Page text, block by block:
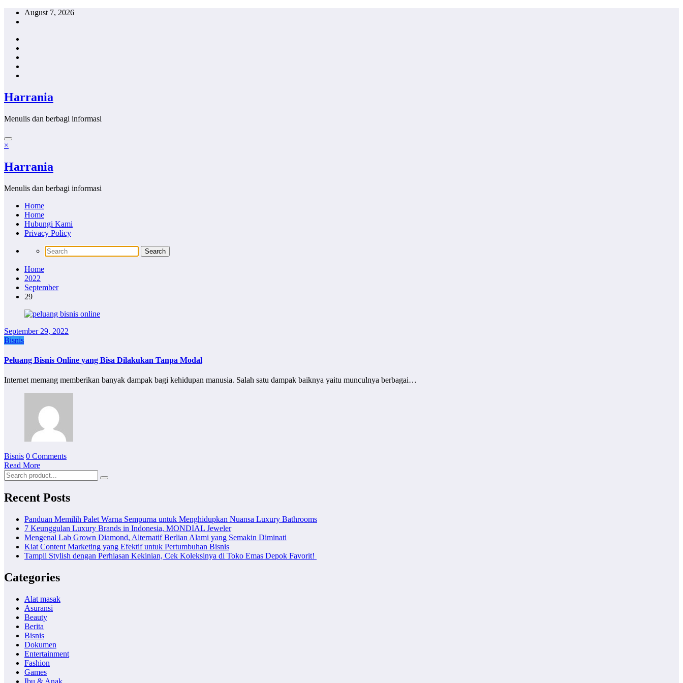
Skip
August 7, 2026
Harrania
Menulis dan berbagi informasi
×
Harrania
Menulis dan berbagi informasi
Home
Home
Hubungi Kami
Privacy Policy
Home
2022
September
29
September 29, 2022
Bisnis
Peluang Bisnis Online yang Bisa Dilakukan Tanpa Modal
Internet memang memberikan banyak dampak bagi kehidupan manusia. Salah satu dampak baiknya yaitu munculnya berbagai…
Bisnis 0 Comments
Read More
Recent Posts
Panduan Memilih Palet Warna Sempurna untuk Menghidupkan Nuansa Luxury Bathrooms
7 Keunggulan Luxury Brands in Indonesia, MONDIAL Jeweler
Mengenal Lab Grown Diamond, Alternatif Berlian Alami yang Semakin Diminati
Kiat Content Marketing yang Efektif untuk Pertumbuhan Bisnis
Tampil Stylish dengan Perhiasan Kekinian, Cek Koleksinya di Toko Emas Depok Favorit!
Categories
Alat masak
Asuransi
Beauty
Berita
Bisnis
Dokumen
Entertainment
Fashion
Games
Ibu & Anak